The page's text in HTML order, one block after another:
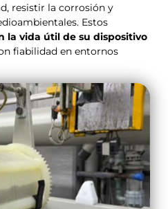
resistir la corrosión y
Estos
la vida útil de su dispositivo
fiabilidad en entornos